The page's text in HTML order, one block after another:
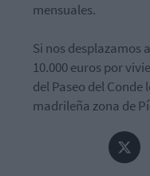
mensuales.
Si nos desplazamos
10.000 euros por
del Paseo del Conde
madrileña zona de